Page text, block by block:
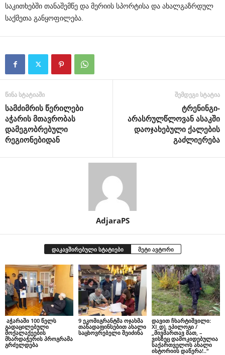
საკითხებში თანაშემწე და მერიის სპორტისა და ახალგაზრდულ
საქმეთა განყოფილება.
წინა სტატიაში
სამძიმრის წერილები
აჭარის მთავრობას
დამეგობრებული
რეგიონებიდან
შემდეგი სტატია
ტრენინგი-
არასრულწლოვან ასაკში
დაოჯახებული ქალების
გაძლიერება
AdjaraPS
დაკავშირებული სტატიები მეტი ავტორი
აჭარაში 100 წელს
გადაცილებული
მოქალაქეების
მხარდაჭერის პროგრამა
გრძელდება
9 ეკომიგრანტმა ოჯახმა
თანადაფინსებით ახალი
საცხოვრებელი შეიძინა
დავით ჩხარტიშვილი:
XI_დ), ეპილოგი /
„მივმართავ მათ, –
ვისზეც დამოკიდებულია
საქართველოს ახალი
ისტორიის დაწერა!..“